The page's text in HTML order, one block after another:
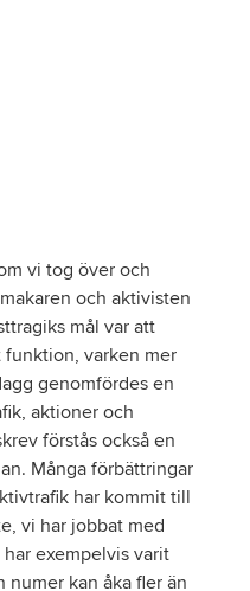
vi tog över och
och aktivisten
mål var att
varken mer
genomfördes en
aktioner och
förstås också en
Många förbättringar
har kommit till
vi har jobbat med
exempelvis varit
kan åka fler än